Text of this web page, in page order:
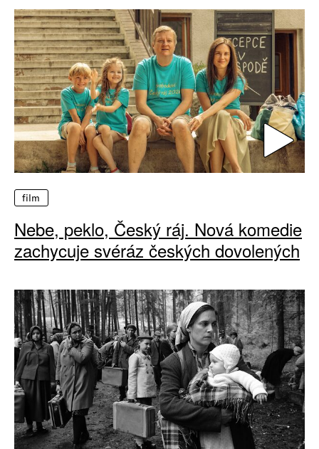
film
Nebe, peklo, Český ráj. Nová komedie
zachycuje svéráz českých dovolených